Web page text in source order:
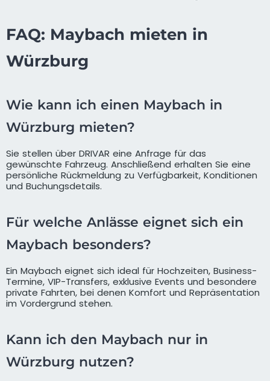
FAQ: Maybach mieten in
Würzburg
Wie kann ich einen Maybach in
Würzburg mieten?
Sie stellen über DRIVAR eine Anfrage für das
gewünschte Fahrzeug. Anschließend erhalten Sie eine
persönliche Rückmeldung zu Verfügbarkeit, Konditionen
und Buchungsdetails.
Für welche Anlässe eignet sich ein
Maybach besonders?
Ein Maybach eignet sich ideal für Hochzeiten, Business-
Termine, VIP-Transfers, exklusive Events und besondere
private Fahrten, bei denen Komfort und Repräsentation
im Vordergrund stehen.
Kann ich den Maybach nur in
Würzburg nutzen?